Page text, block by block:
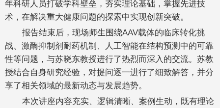
年科研人员打破学科壁垒，夯实理论基础，掌握先进技
术，在解决重大健康问题的探索中实现创新突破。
报告结束后，现场师生围绕AAV载体的临床转化挑
战、激酶抑制剂耐药机制、人工智能在结构预测中的可靠
性等问题，与苏晓东教授进行了热烈而深入的交流。苏教
授结合自身研究经验，对提问逐一进行了细致解答，并分
享了相关领域的最新动态与发展趋势。
本次讲座内容充实、逻辑清晰、案例生动，既有理论